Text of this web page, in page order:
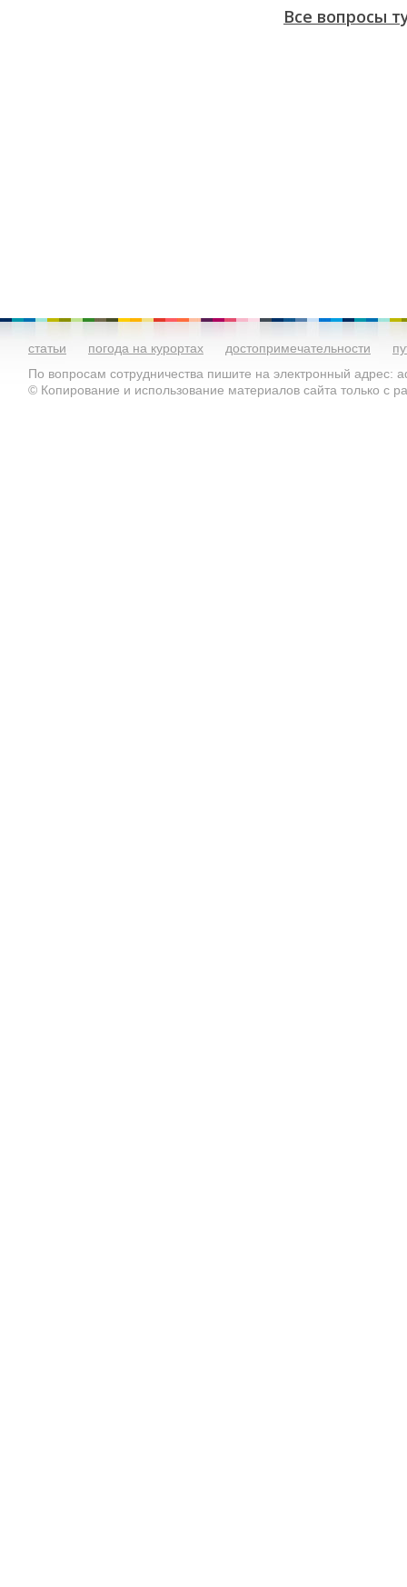
Все вопросы
статьи погода на курортах достопримечательности
По вопросам сотрудничества пишите на электронный адрес:
© Копирование и использование материалов сайта только с